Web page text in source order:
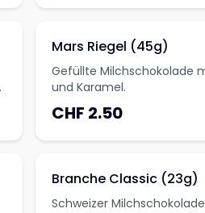
Mars Riegel (45g)
Gefüllte Milchschokolade
und Karamel.
CHF 2.50
Branche Classic (23g)
Schweizer